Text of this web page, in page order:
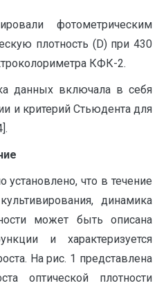
фотометрическим
плотность (D) при 430
КФК-2.
данных включала в себя
и критерий Стьюдента для
что в течение
динамика
может быть описана
и характеризуется
На рис. 1 представлена
оптической плотности